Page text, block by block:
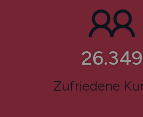
34.874
Zufriedene